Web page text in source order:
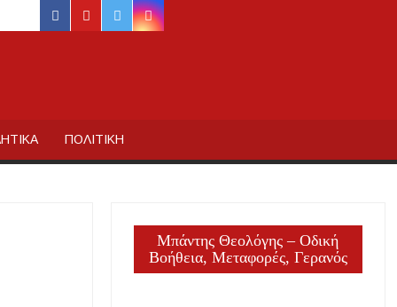
facebook
youtubetwitterinstagram
ΠΟΛΙΤΙΚΗ
Μπάντης Θεολόγης – Οδική
Βοήθεια, Μεταφορές, Γερανός